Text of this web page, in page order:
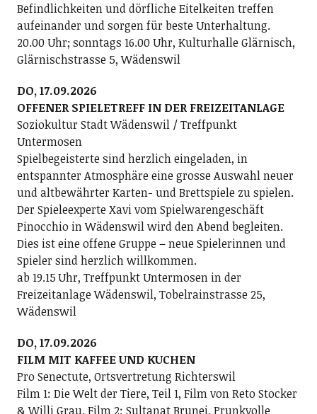
Befindlichkeiten und dörfliche Eitelkeiten treffen
aufeinander und sorgen für beste Unterhaltung.
20.00 Uhr; sonntags 16.00 Uhr, Kulturhalle Glärnisch,
Glärnischstrasse 5, Wädenswil
DO, 17.09.2026
OFFENER SPIELETREFF IN DER FREIZEITANLAGE
Soziokultur Stadt Wädenswil / Treffpunkt
Untermosen
Spielbegeisterte sind herzlich eingeladen, in
entspannter Atmosphäre eine grosse Auswahl neuer
und altbewährter Karten- und Brettspiele zu spielen.
Der Spieleexperte Xavi vom Spielwarengeschäft
Pinocchio in Wädenswil wird den Abend begleiten.
Dies ist eine offene Gruppe – neue Spielerinnen und
Spieler sind herzlich willkommen.
ab 19.15 Uhr, Treffpunkt Untermosen in der
Freizeitanlage Wädenswil, Tobelrainstrasse 25,
Wädenswil
DO, 17.09.2026
FILM MIT KAFFEE UND KUCHEN
Pro Senectute, Ortsvertretung Richterswil
Film 1: Die Welt der Tiere, Teil 1, Film von Reto Stocker
& Willi Grau. Film 2: Sultanat Brunei. Prunkvolle